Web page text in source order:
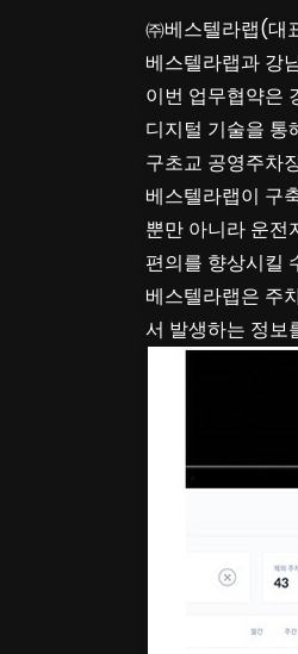
㈜베스텔라랩(대
베스텔라랩과 강
이번 업무협약은
디지털 기술을 통
구초교 공영주차
베스텔라랩이 구
뿐만 아니라 운전
편의를 향상시킬
베스텔라랩은 주
서 발생하는 정보